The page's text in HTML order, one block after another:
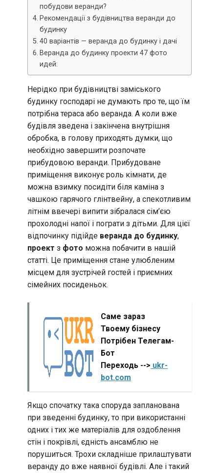
побудови веранди?
Рекомендації з будівництва веранди до
будинку
40 варіантів — веранда до будинку і дачі
Веранда до будинку проекти 47 фото
идей:
Нерідко при будівництві заміського
будинку господарі не думають про те, що їм
потрібна тераса або веранда. А коли вже
будівля зведена і закінчена внутрішня
обробка, в голову приходять думки, що
необхідно завершити розпочате
прибудовою веранди. Прибудоване
приміщення виконує роль кімнати, де
можна взимку посидіти біля каміна з
чашкою гарячого глінтвейну, а спекотливим
літнім ввечері випити зібралася сім’єю
прохолодні напої і пограти з дітьми. Для цієї
відпочинку підійде веранда до будинку,
проект з фото можна побачити в нашій
статті. Це приміщення стане улюбленим
місцем для зустрічей гостей і приємних
сімейних посиденьок.
Саме зараз
Твоему бізнесу
Потрібен Телегам-
Бот
Переходь --> ukr-
bot.com
Якщо спочатку така споруда запланована
при зведенні будинку, то при використанні
одних і тих же матеріалів для оздоблення
стін і покрівлі, єдність ансамблю не
порушиться. Трохи складніше прилаштувати
веранду до вже наявної будівлі. Але і такий